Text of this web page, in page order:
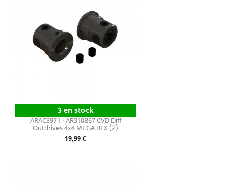
3 en stock
ARAC3971 - AR310867 CVD Diff
Outdrives 4x4 MEGA BLX (2)
Prix
19,99 €